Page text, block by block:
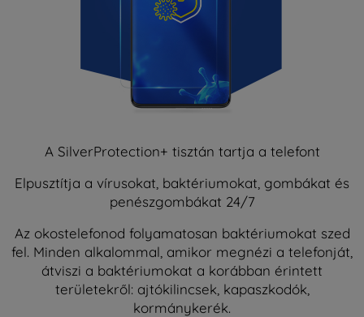
A SilverProtection+ tisztán tartja a telefont
Elpusztítja a vírusokat, baktériumokat, gombákat és
penészgombákat 24/7
Az okostelefonod folyamatosan baktériumokat szed
fel. Minden alkalommal, amikor megnézi a telefonját,
átviszi a baktériumokat a korábban érintett
területekről: ajtókilincsek, kapaszkodók,
kormánykerék.